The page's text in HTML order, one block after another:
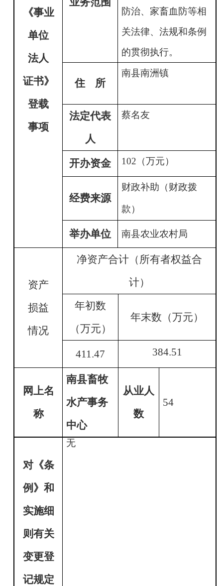
《事业
单位
法人
证书》
登载
事项
防治、家畜血防等相
关法律、法规和条例
的贯彻执行。
住 所
南县南洲镇
法定代表
人
蔡名友
开办资金 102 （万元）
经费来源
财政补助（财政拨
款）
举办单位 南县农业农村局
资产
损益
情况
净资产合计（所有者权益合
计）
年初数
（万元）
年末数（万元）
411.47 384.51
网上名
称
南县畜牧
水产事务
中心
从业人
数
54
对《条
例》和
实施细
则有关
变更登
记规定
无